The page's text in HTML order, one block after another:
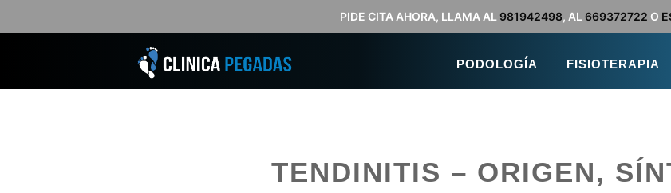
PIDE CITA AHORA, LLAMA AL 981942498, AL 669372722 O
PODOLOGÍA FISIOTERAPIA
TENDINITIS – ORIGEN,